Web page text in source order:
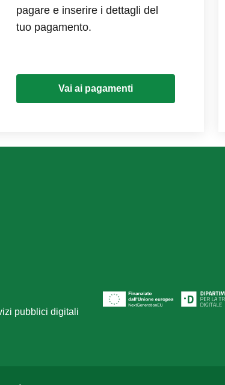
pagare e inserire i dettagli del
tuo pagamento.
Vai ai pagamenti
pubblici digitali